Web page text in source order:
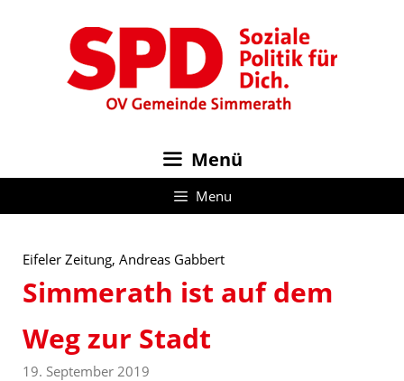
Menü
Menu
Eifeler Zeitung, Andreas Gabbert
Simmerath ist auf dem
Weg zur Stadt
19. September 2019